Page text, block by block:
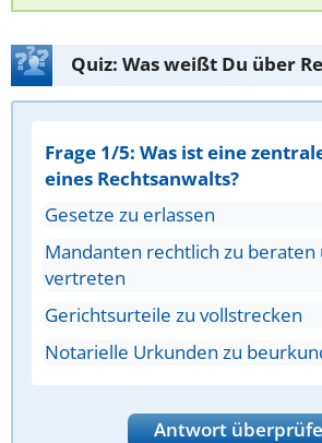
Quiz: Was weißt Du über
Frage 1/5: Was ist eine
eines Rechtsanwalts?
Gesetze zu erlassen
Mandanten rechtlich zu beraten
vertreten
Gerichtsurteile zu vollstrecken
Notarielle Urkunden zu
Antwort